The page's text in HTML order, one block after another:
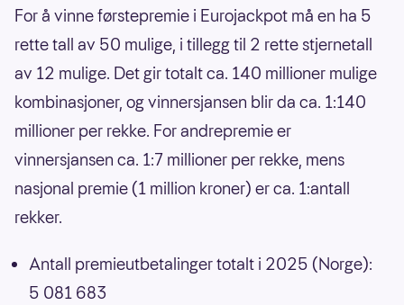
For å vinne førstepremie i Eurojackpot må en ha 5
rette tall av 50 mulige, i tillegg til 2 rette stjernetall
av 12 mulige. Det gir totalt ca. 140 millioner mulige
kombinasjoner, og vinnersjansen blir da ca. 1:140
millioner per rekke. For andrepremie er
vinnersjansen ca. 1:7 millioner per rekke, mens
nasjonal premie (1 million kroner) er ca. 1:antall
rekker.
Antall premieutbetalinger totalt i 2025 (Norge):
5 081 683